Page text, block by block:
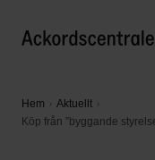
Hem
Aktuellt
Köp från ”byggande